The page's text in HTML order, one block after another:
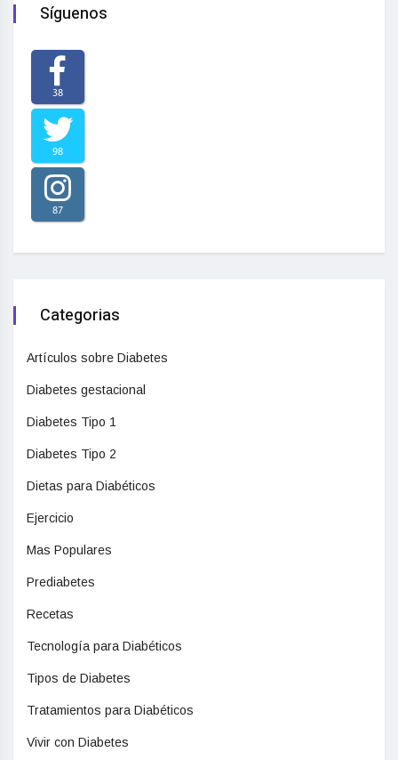
Síguenos
38
98
87
Categorias
Artículos sobre Diabetes
Diabetes gestacional
Diabetes Tipo 1
Diabetes Tipo 2
Dietas para Diabéticos
Ejercicio
Mas Populares
Prediabetes
Recetas
Tecnología para Diabéticos
Tipos de Diabetes
Tratamientos para Diabéticos
Vivir con Diabetes